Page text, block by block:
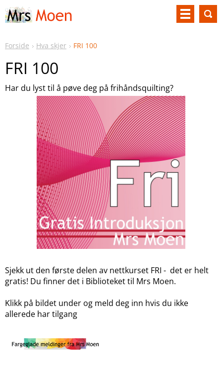
Forside Hva skjer FRI 100
FRI 100
Har du lyst til å pøve deg på frihåndsquilting?
Sjekk ut den første delen av nettkurset FRI - det er helt
gratis! Du finner det i Biblioteket til Mrs Moen.
Klikk på bildet under og meld deg inn hvis du ikke
allerede har tilgang